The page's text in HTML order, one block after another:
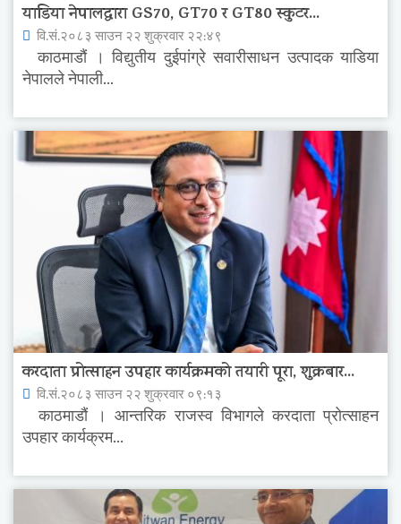
याडिया नेपालद्वारा GS70, GT70 र GT80 स्कुटर...
वि.सं.२०८३ साउन २२ शुक्रवार २२:४९
काठमाडौं । विद्युतीय दुईपांग्रे सवारीसाधन उत्पादक याडिया
नेपालले नेपाली...
करदाता प्रोत्साहन उपहार कार्यक्रमको तयारी पूरा, शुक्रबार...
वि.सं.२०८३ साउन २२ शुक्रवार ०९:१३
काठमाडौं । आन्तरिक राजस्व विभागले करदाता प्रोत्साहन
उपहार कार्यक्रम...